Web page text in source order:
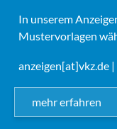
In unserem
Mustervorlagen
anzeigen[at]vkz.de |
mehr erfahren